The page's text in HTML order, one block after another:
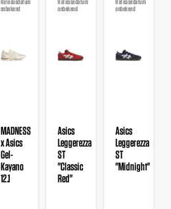
Releasedatum
onbekend
MADNESS
x Asics
Gel-
Kayano
12.1
Releasedatum
onbekend
Asics
Leggerezza
ST
"Classic
Red"
Releasedatum
onbekend
Asics
Leggerezza
ST
"Midnight"